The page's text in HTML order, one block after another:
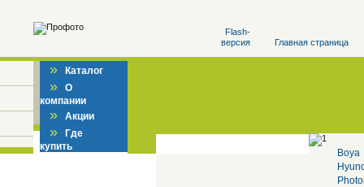
Flash-
версия
Главная страница
» Каталог
» О
компании
» Акции
» Где
купить
Boya